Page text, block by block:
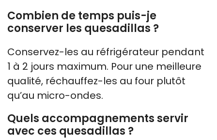
Combien de temps puis-je
conserver les quesadillas ?
Conservez-les au réfrigérateur pendant
1 à 2 jours maximum. Pour une meilleure
qualité, réchauffez-les au four plutôt
qu’au micro-ondes.
Quels accompagnements servir
avec ces quesadillas ?